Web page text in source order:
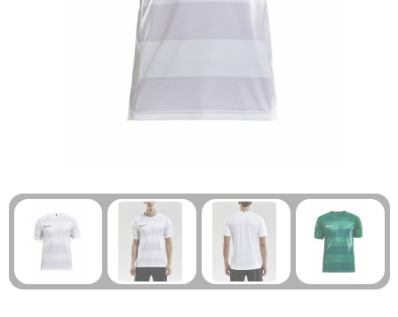
Technologie & Gadgets
Outdoor & Vrije tijd
Pennen & Schrijfwaren
Gezondheid & Welzijn
Eten & Drinken